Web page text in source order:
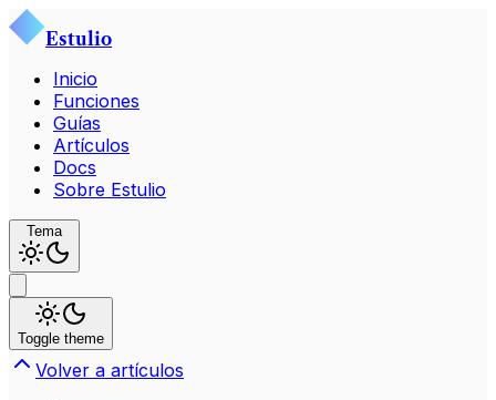
Estulio
Inicio
Funciones
Guías
Artículos
Docs
Sobre Estulio
Tema
Toggle theme
Volver a artículos